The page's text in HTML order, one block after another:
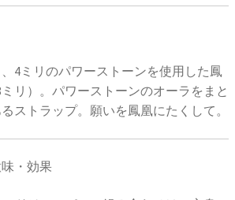
4ミリのパワーストーンを使用した鳳
リ）。パワーストーンのオーラをまと
ストラップ。願いを鳳凰にたくして。
・効果